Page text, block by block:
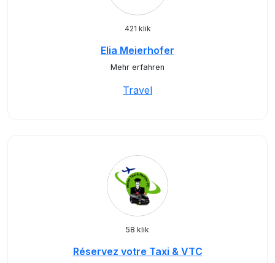
421 klik
Elia Meierhofer
Mehr erfahren
Travel
58 klik
Réservez votre Taxi & VTC